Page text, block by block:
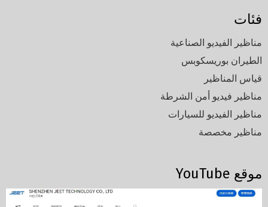
فئات
مناظير الفيديو الصناعية
الطيران بوريسكوبس
قياس المناظير
مناظير فيديو أمن الشرطة
مناظير الفيديو للسيارات
مناظير مخصصة
موقع YouTube